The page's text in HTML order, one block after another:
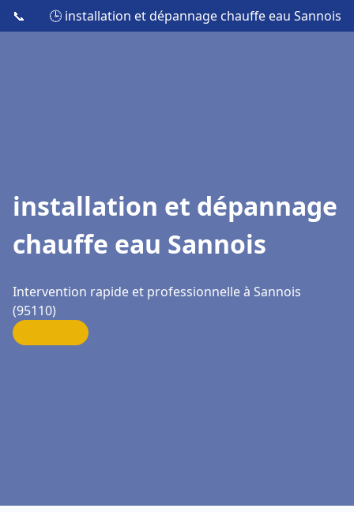
📞 🕒 installation et dépannage chauffe eau Sannois
installation et dépannage
chauffe eau Sannois
Intervention rapide et professionnelle à Sannois
(95110)